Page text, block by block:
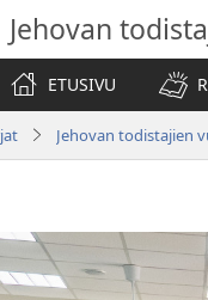
Jehovan
ETUSIVU
Jehovan todistajien